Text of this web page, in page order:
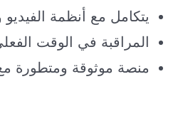
يتكامل مع أنظمة الفيديو
المراقبة في الوقت
منصة موثوقة ومتطورة